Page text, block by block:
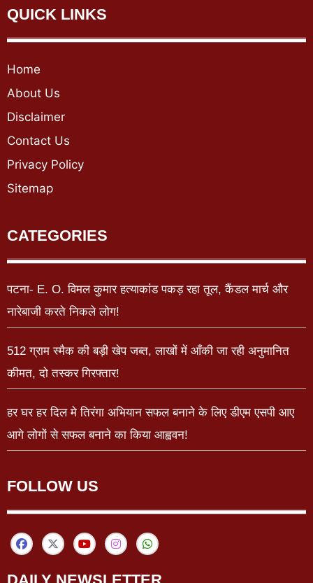
QUICK LINKS
Home
About Us
Disclaimer
Contact Us
Privacy Policy
Sitemap
CATEGORIES
पटना- E. O. विमल कुमार हत्याकांड पकड़ रहा तूल, कैंडल मार्च और
नारेबाजी करते निकले लोग!
512 ग्राम स्मैक की बड़ी खेप जब्त, लाखों में आँकी जा रही अनुमानित
कीमत, दो तस्कर गिरफ्तार!
हर घर हर दिल मे तिरंगा अभियान सफल बनाने के लिए डीएम एसपी आए
आगे लोगों से सफल बनाने का किया आह्ववन!
FOLLOW US